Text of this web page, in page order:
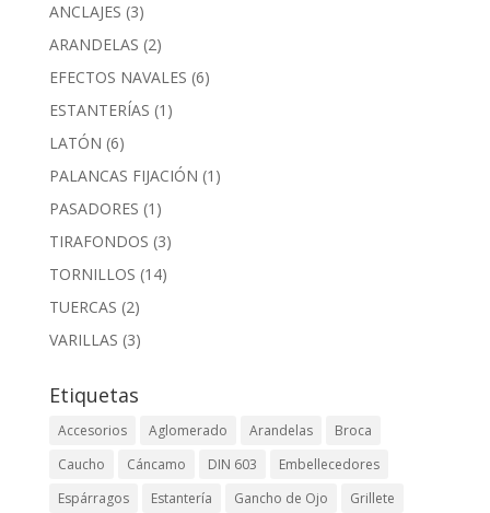
ANCLAJES (3)
ARANDELAS (2)
EFECTOS NAVALES (6)
ESTANTERÍAS (1)
LATÓN (6)
PALANCAS FIJACIÓN (1)
PASADORES (1)
TIRAFONDOS (3)
TORNILLOS (14)
TUERCAS (2)
VARILLAS (3)
Etiquetas
Accesorios Aglomerado Arandelas
Broca
Caucho
Cáncamo DIN 603
Embellecedores
Espárragos
Estantería Gancho de Ojo Grillete